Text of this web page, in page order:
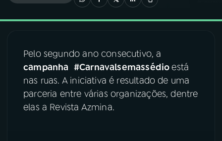
03PROGRAMAÇÃO
04PROGRAMAS
PODCASTS
Pelo segundo ano consecutivo, a
campanha #Carnavalsemassédioestá
nas ruas. A iniciativa é resultado de uma
parceria entre várias organizações, dentre
elas a Revista Azmina.